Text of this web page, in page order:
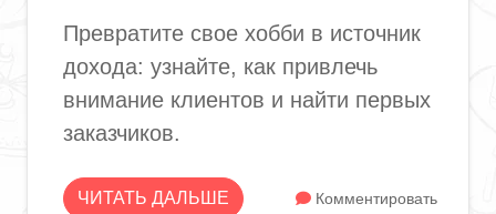
Превратите свое хобби в источник
дохода: узнайте, как привлечь
внимание клиентов и найти первых
заказчиков.
ЧИТАТЬ ДАЛЬШЕ Комментировать